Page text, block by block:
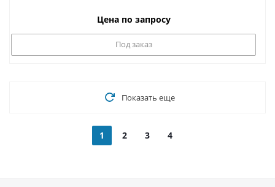
Цена по запросу
Под заказ
Показать еще
1 2 3 4